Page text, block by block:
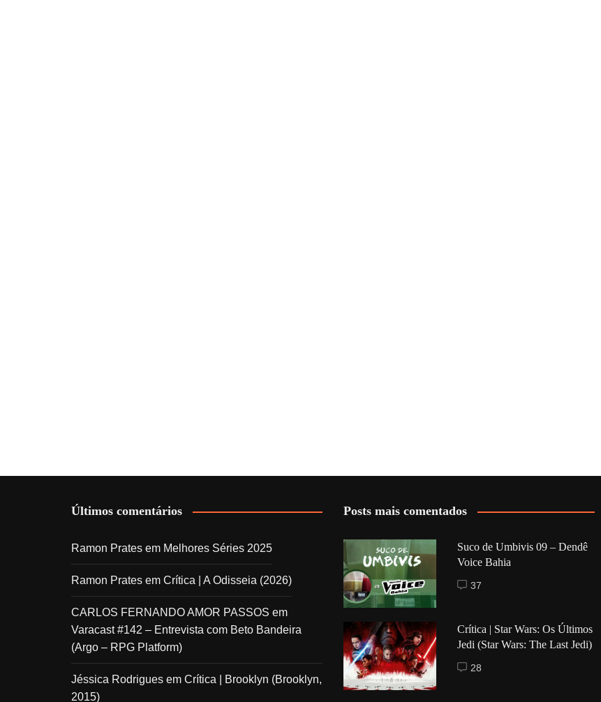
Últimos comentários
Ramon Prates em Melhores Séries 2025
Ramon Prates em Crítica | A Odisseia (2026)
CARLOS FERNANDO AMOR PASSOS em
Varacast #142 – Entrevista com Beto Bandeira
(Argo – RPG Platform)
Jéssica Rodrigues em Crítica | Brooklyn (Brooklyn,
2015)
Posts mais comentados
Suco de Umbivis 09 – Dendê
Voice Bahia
37
Crítica | Star Wars: Os Últimos
Jedi (Star Wars: The Last Jedi)
28